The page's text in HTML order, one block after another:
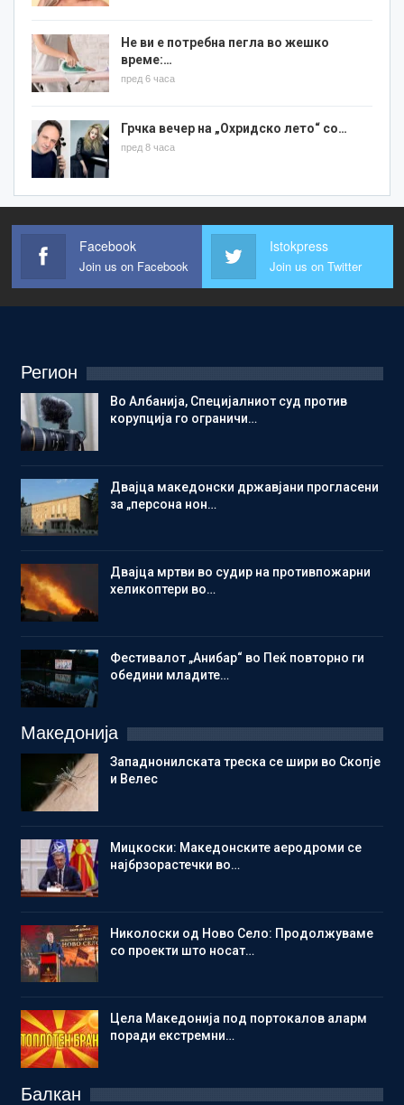
Не ви е потребна пегла во жешко
време:…
пред 6 часа
Грчка вечер на „Охридско лето“ со…
пред 8 часа
Facebook
Join us on Facebook
Istokpress
Join us on Twitter
Регион
Во Албанија, Специјалниот суд против
корупција го ограничи…
Двајца македонски државјани прогласени
за „персона нон…
Двајца мртви во судир на противпожарни
хеликоптери во…
Фестивалот „Анибар“ во Пеќ повторно ги
обедини младите…
Македонија
Западнонилската треска се шири во Скопје
и Велес
Мицкоски: Македонските аеродроми се
најбрзорастечки во…
Николоски од Ново Село: Продолжуваме
со проекти што носат…
Цела Македонија под портокалов аларм
поради екстремни…
Балкан